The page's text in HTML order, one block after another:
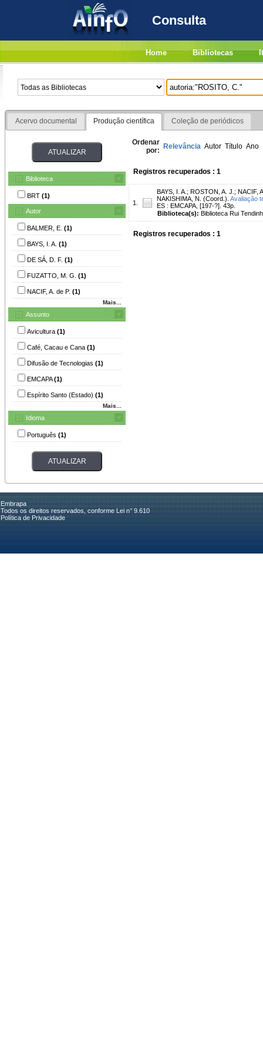
Consulta
Home Bibliotecas
Acervo documental Produção científica Coleção de periódicos
Biblioteca
BRT (1)
Autor
BALMER, E. (1)
BAYS, I. A. (1)
DE SÁ, D. F. (1)
FUZATTO, M. G. (1)
NACIF, A. de P. (1)
Mais...
Assunto
Avicultura (1)
Café, Cacau e Cana (1)
Difusão de Tecnologias (1)
EMCAPA(1)
Espírito Santo (Estado) (1)
Mais...
Idioma
Português (1)
Ordenar
por: Relevância Autor Título Ano
Registros recuperados : 1
1.
BAYS, I. A. ; ROSTON, A. J. ; NACIF,
NAKISHIMA, N. (Coord.). Avaliação
ES : EMCAPA, [197-?]. 43p.
Biblioteca(s): Biblioteca Rui
Registros recuperados : 1
Embrapa
Todos os direitos reservados, conforme Lei n° 9.610
Política de Privacidade